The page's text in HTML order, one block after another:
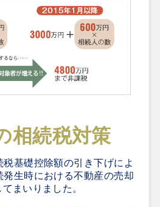
相続税対策
基礎控除額の引き下げによ
発生時における不動産の売却
まいりました。